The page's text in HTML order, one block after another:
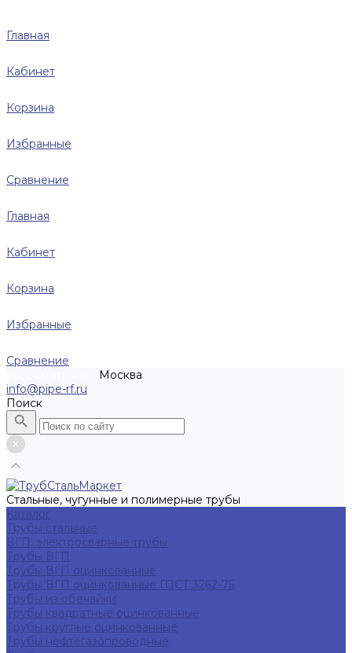
Главная
Кабинет
Корзина
Избранные
Сравнение
Главная
Кабинет
Корзина
Избранные
Сравнение
Москва
info@pipe-rf.ru
Поиск
Стальные, чугунные и полимерные трубы
Каталог
Трубы стальные
ВГП, электросварные трубы
Трубы ВГП
Трубы ВГП оцинкованные
Трубы ВГП оцинкованные ГОСТ 3262-75
Трубы из обечайки
Трубы квадратные оцинкованные
Трубы круглые оцинкованные
Трубы нефтегазопроводные